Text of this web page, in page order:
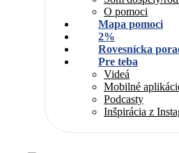
O pomoci
Mapa pomoci
2%
Rovesnícka
Pre teba
Videá
Mobilné
Podcasty
Inšpirácia z